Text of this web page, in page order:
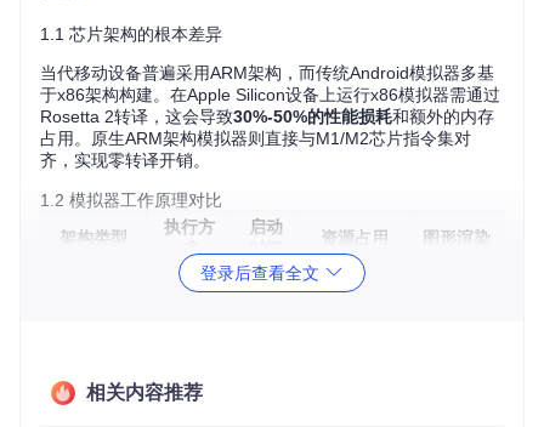
1.1 芯片架构的根本差异
当代移动设备普遍采用ARM架构，而传统Android模拟器多基
于x86架构构建。在Apple Silicon设备上运行x86模拟器需通过
Rosetta 2转译，这会导致30%-50%的性能损耗和额外的内存
占用。原生ARM架构模拟器则直接与M1/M2芯片指令集对
齐，实现零转译开销。
1.2 模拟器工作原理对比
架构类型
执行方
启动
资源占用 图形渲染
Rosetta
8-12
高（+40%
架构兼容性脚注
登录后查看全文
相关内容推荐